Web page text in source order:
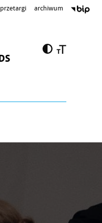
przetargi archiwum